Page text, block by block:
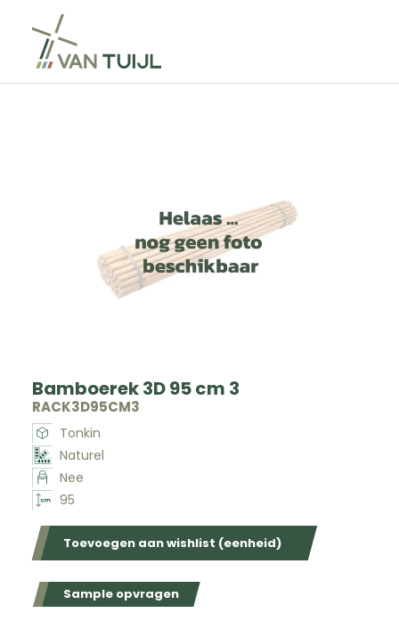
Bamboerek 3D 95 cm 3
RACK3D95CM3
Tonkin
Naturel
Nee
95
Toevoegen aan wishlist (eenheid)
Sample opvragen